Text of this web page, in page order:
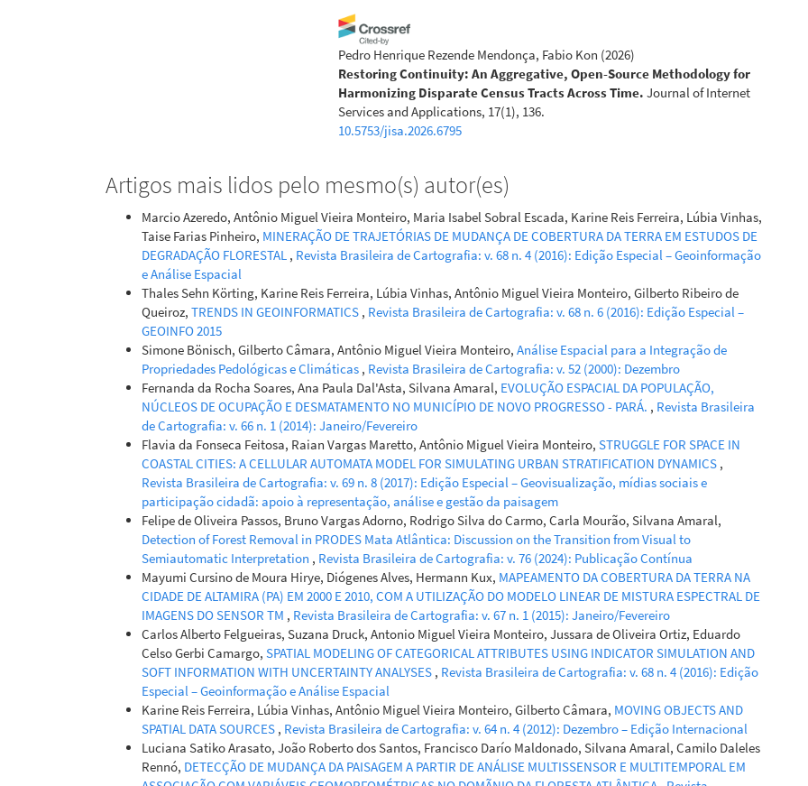
Pedro Henrique Rezende Mendonça, Fabio Kon (2026)
Restoring Continuity: An Aggregative, Open-Source Methodology for
Harmonizing Disparate Census Tracts Across Time. Journal of Internet
Services and Applications, 17(1), 136.
10.5753/jisa.2026.6795
Artigos mais lidos pelo mesmo(s) autor(es)
Marcio Azeredo, Antônio Miguel Vieira Monteiro, Maria Isabel Sobral Escada, Karine Reis Ferreira, Lúbia Vinhas,
Taise Farias Pinheiro, MINERAÇÃO DE TRAJETÓRIAS DE MUDANÇA DE COBERTURA DA TERRA EM ESTUDOS DE
DEGRADAÇÃO FLORESTAL , Revista Brasileira de Cartografia: v. 68 n. 4 (2016): Edição Especial – Geoinformação
e Análise Espacial
Thales Sehn Körting, Karine Reis Ferreira, Lúbia Vinhas, Antônio Miguel Vieira Monteiro, Gilberto Ribeiro de
Queiroz, TRENDS IN GEOINFORMATICS , Revista Brasileira de Cartografia: v. 68 n. 6 (2016): Edição Especial –
GEOINFO 2015
Simone Bönisch, Gilberto Câmara, Antônio Miguel Vieira Monteiro, Análise Espacial para a Integração de
Propriedades Pedológicas e Climáticas , Revista Brasileira de Cartografia: v. 52 (2000): Dezembro
Fernanda da Rocha Soares, Ana Paula Dal'Asta, Silvana Amaral, EVOLUÇÃO ESPACIAL DA POPULAÇÃO,
NÚCLEOS DE OCUPAÇÃO E DESMATAMENTO NO MUNICÍPIO DE NOVO PROGRESSO - PARÁ. , Revista Brasileira
de Cartografia: v. 66 n. 1 (2014): Janeiro/Fevereiro
Flavia da Fonseca Feitosa, Raian Vargas Maretto, Antônio Miguel Vieira Monteiro, STRUGGLE FOR SPACE IN
COASTAL CITIES: A CELLULAR AUTOMATA MODEL FOR SIMULATING URBAN STRATIFICATION DYNAMICS ,
Revista Brasileira de Cartografia: v. 69 n. 8 (2017): Edição Especial – Geovisualização, mídias sociais e
participação cidadã: apoio à representação, análise e gestão da paisagem
Felipe de Oliveira Passos, Bruno Vargas Adorno, Rodrigo Silva do Carmo, Carla Mourão, Silvana Amaral,
Detection of Forest Removal in PRODES Mata Atlântica: Discussion on the Transition from Visual to
Semiautomatic Interpretation , Revista Brasileira de Cartografia: v. 76 (2024): Publicação Contínua
Mayumi Cursino de Moura Hirye, Diógenes Alves, Hermann Kux, MAPEAMENTO DA COBERTURA DA TERRA NA
CIDADE DE ALTAMIRA (PA) EM 2000 E 2010, COM A UTILIZAÇÃO DO MODELO LINEAR DE MISTURA ESPECTRAL DE
IMAGENS DO SENSOR TM , Revista Brasileira de Cartografia: v. 67 n. 1 (2015): Janeiro/Fevereiro
Carlos Alberto Felgueiras, Suzana Druck, Antonio Miguel Vieira Monteiro, Jussara de Oliveira Ortiz, Eduardo
Celso Gerbi Camargo, SPATIAL MODELING OF CATEGORICAL ATTRIBUTES USING INDICATOR SIMULATION AND
SOFT INFORMATION WITH UNCERTAINTY ANALYSES , Revista Brasileira de Cartografia: v. 68 n. 4 (2016): Edição
Especial – Geoinformação e Análise Espacial
Karine Reis Ferreira, Lúbia Vinhas, Antônio Miguel Vieira Monteiro, Gilberto Câmara, MOVING OBJECTS AND
SPATIAL DATA SOURCES , Revista Brasileira de Cartografia: v. 64 n. 4 (2012): Dezembro – Edição Internacional
Luciana Satiko Arasato, João Roberto dos Santos, Francisco Darío Maldonado, Silvana Amaral, Camilo Daleles
Rennó, DETECÇÃO DE MUDANÇA DA PAISAGEM A PARTIR DE ANÁLISE MULTISSENSOR E MULTITEMPORAL EM